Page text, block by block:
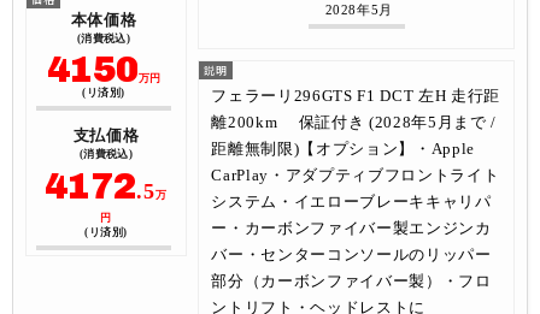
本体価格
(消費税込)
4150万円
(リ済別)
支払価格
(消費税込)
4172.5万
円
(リ済別)
2028年5月
フェラーリ296GTS F1 DCT 左H 走行距
離200km 保証付き (2028年5月まで /
距離無制限)【オプション】・Apple
CarPlay・アダプティブフロントライト
システム・イエローブレーキキャリパ
ー・カーボンファイバー製エンジンカ
バー・センターコンソールのリッパー
部分（カーボンファイバー製）・フロ
ントリフト・ヘッドレストに